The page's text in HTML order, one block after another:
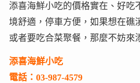
添喜海鮮小吃的價格實在、好吃
境舒適，停車方便，如果想在礁
或者要吃合菜聚餐，那麼不妨來
添喜海鮮小吃
電話：03-987-4579